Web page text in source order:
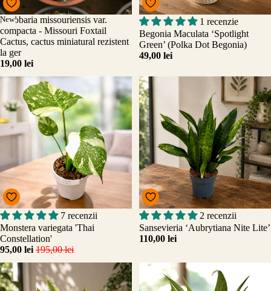
Adăugați
New!
Escobaria missouriensis var.
compacta - Missouri Foxtail
Cactus, cactus miniatural rezistent
la ger
19,00 lei
1 recenzie
Begonia Maculata ‘Spotlight
Green’ (Polka Dot Begonia)
49,00 lei
Promo
Adăugați
7 recenzii
Monstera variegata 'Thai
Constellation'
95,00 lei 195,00 lei
2 recenzii
Sansevieria ‘Aubrytiana Nite Lite’
110,00 lei